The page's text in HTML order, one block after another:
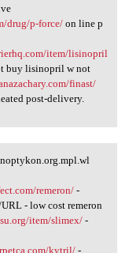
drug/p-force/on line p
item/lisinopril
buy lisinopril w not
finast/
post-delivery.
remeron/-
- low cost remeron
item/slimex/-
kytril/-